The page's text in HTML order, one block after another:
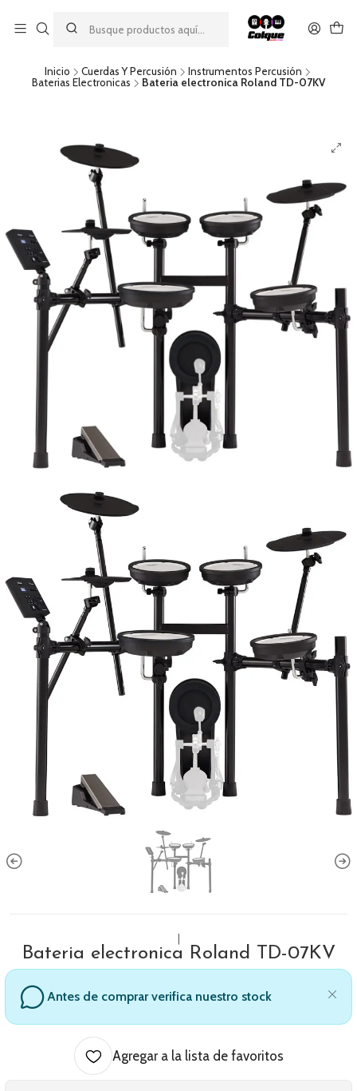
descuento por pago con transferencia bancaria
por una compra mínima de $49.990. Este descuento no es
acumulable a otras promociones ni aplicable a gastos de envío.
Inicio Cuerdas Y Percusión
Instrumentos Percusión
Baterias Electronicas
Bateria electronica Roland TD-07KV
Bateria electronica Roland TD-07KV
Antes de comprar verifica nuestro stock
Agregar a la lista de favoritos